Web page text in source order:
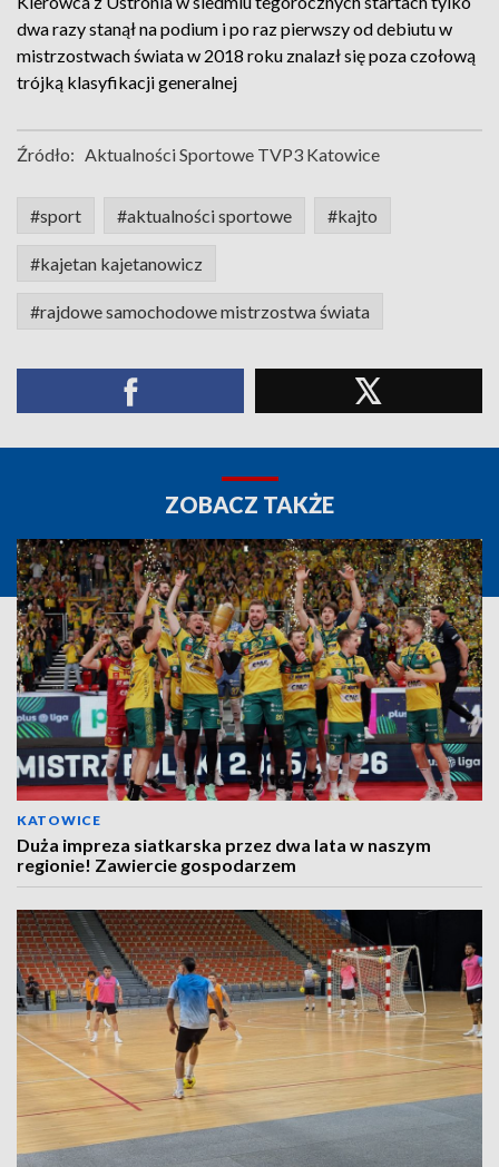
dwa razy stanął na podium i po raz pierwszy od debiutu w
mistrzostwach świata w 2018 roku znalazł się poza czołową
trójką klasyfikacji generalnej
Źródło: Aktualności Sportowe TVP3 Katowice
#sport #aktualności sportowe #kajto
#kajetan kajetanowicz
#rajdowe samochodowe mistrzostwa świata
ZOBACZ TAKŻE
KATOWICE
Duża impreza siatkarska przez dwa lata w naszym
regionie! Zawiercie gospodarzem